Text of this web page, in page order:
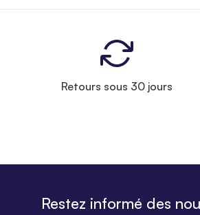
Retours sous 30 jours
Restez informé des